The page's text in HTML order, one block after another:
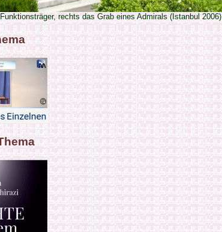
rechts das Grab eines Admirals (Istanbul 2006)